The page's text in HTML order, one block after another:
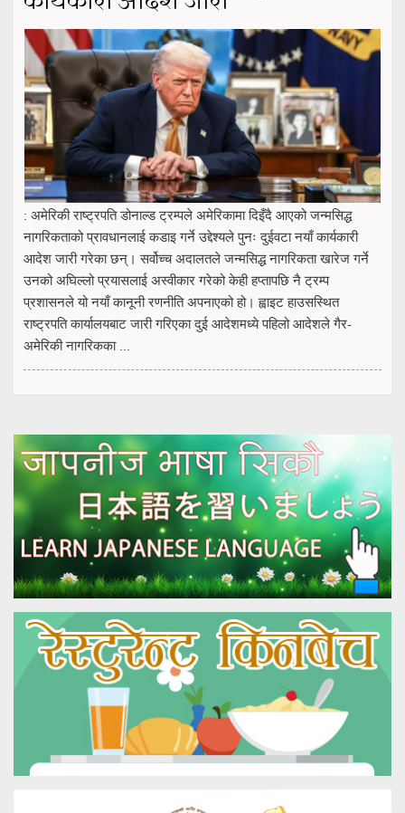
: अमेरिकी राष्ट्रपति डोनाल्ड ट्रम्पले अमेरिकामा दिइँदै आएको जन्मसिद्ध
नागरिकताको प्रावधानलाई कडाइ गर्ने उद्देश्यले पुनः दुईवटा नयाँ कार्यकारी
आदेश जारी गरेका छन्। सर्वोच्च अदालतले जन्मसिद्ध नागरिकता खारेज गर्ने
उनको अघिल्लो प्रयासलाई अस्वीकार गरेको केही हप्तापछि नै ट्रम्प
प्रशासनले यो नयाँ कानूनी रणनीति अपनाएको हो। ह्वाइट हाउसस्थित
राष्ट्रपति कार्यालयबाट जारी गरिएका दुई आदेशमध्ये पहिलो आदेशले गैर-
अमेरिकी नागरिकका ...